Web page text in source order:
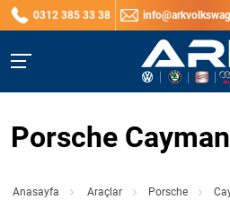
0312 385 33 38
Porsche Cayman
Anasayfa Araçlar Porsche